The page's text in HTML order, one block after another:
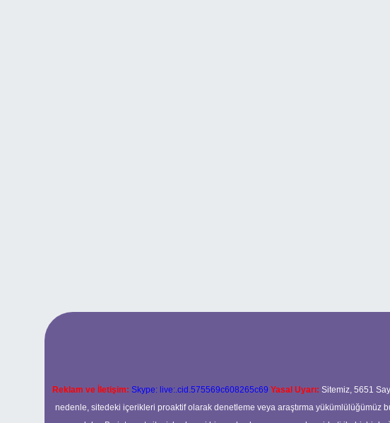
Reklam ve İletişim: Skype: live:.cid.575569c608265c69 Yasal Uyarı: Sitemiz, 5651
nedenle, sitedeki içerikleri proaktif olarak denetleme veya araştırma yükümlülüğümüz